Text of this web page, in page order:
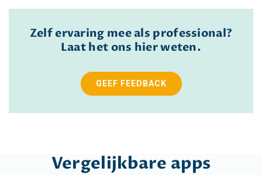
Zelf ervaring mee als professional?
Laat het ons hier weten.
GEEF FEEDBACK
Vergelijkbare apps